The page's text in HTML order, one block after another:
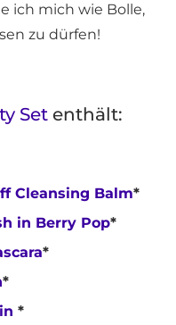
ich mich wie Bolle,
zu dürfen!
Setenthält:
Cleansing Balm*
in Berry Pop*
*
*
*